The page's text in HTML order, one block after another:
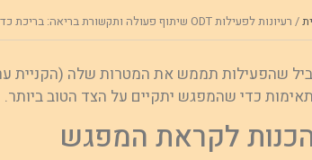
/ רעיונות לפעילות ODT שיתוף פעולה ותקשורת בריאה: בריכת כדורים
שהפעילות תממש את המטרות שלה (הקניית
כדי שהמפגש יתקיים על הצד הטוב ביותר.
לקראת המפגש